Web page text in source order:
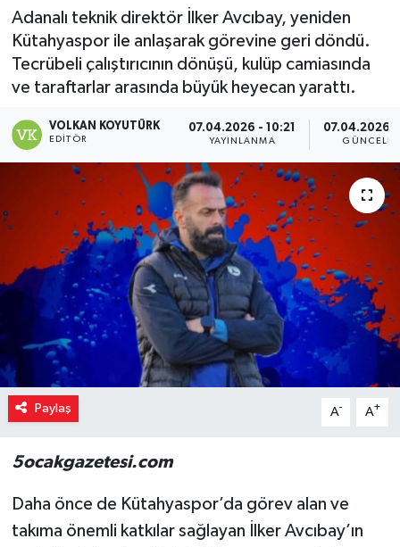
Adanalı teknik direktör İlker Avcıbay, yeniden
Kütahyaspor ile anlaşarak görevine geri döndü.
Tecrübeli çalıştırıcının dönüşü, kulüp camiasında
ve taraftarlar arasında büyük heyecan yarattı.
VOLKAN KOYUTÜRK
EDITÖR
07.04.2026 - 10:21
YAYINLANMA
07.04.2026 -
Paylaş A- A+
5ocakgazetesi.com
Daha önce de Kütahyaspor’da görev alan ve
takıma önemli katkılar sağlayan İlker Avcıbay’ın
Magazin
Özel
Siyaset
Spor
Yaşam
Yerel Yönetimler
Yurttan